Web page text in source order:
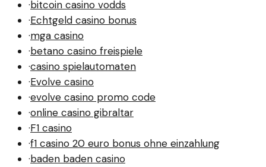
·bitcoin casino vodds
·Echtgeld casino bonus
·mga casino
·betano casino freispiele
·casino spielautomaten
·Evolve casino
·evolve casino promo code
·online casino gibraltar
·F1 casino
·f1 casino 20 euro bonus ohne einzahlung
·baden baden casino